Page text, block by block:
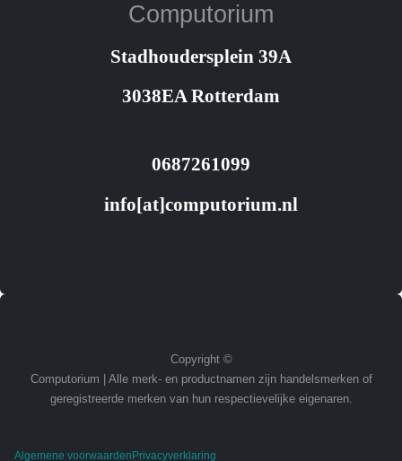
Computorium
Stadhoudersplein 39A
3038EA Rotterdam
0687261099
info[at]computorium.nl
Copyright ©
Computorium | Alle merk- en productnamen zijn handelsmerken of
geregistreerde merken van hun respectievelijke eigenaren.
Algemene voorwaardenPrivacyverklaring